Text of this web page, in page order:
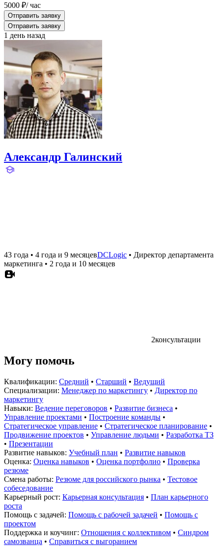
5000 ₽/ час
Отправить заявку
Отправить заявку
1 день назад
Александр Галинский
43 года • 4 года и 9 месяцевDCLogic • Директор департамента
маркетинга • 2 года и 10 месяцев
2консультации
Могу помочь
Квалификации: Средний • Старший • Ведущий
Специализации: Менеджер по маркетингу • Директор по
маркетингу
Навыки: Ведение переговоров • Развитие бизнеса •
Управление проектами • Построение команды •
Стратегическое управление • Стратегическое планирование •
Продвижение проектов • Управление людьми • Разработка ТЗ
• Презентации
Развитие навыков: Учебный план • Развитие навыков
Оценка: Оценка навыков • Оценка портфолио • Проверка
резюме
Смена работы: Резюме для российского рынка • Тестовое
собеседование
Карьерный рост: Карьерная консультация • План карьерного
роста
Помощь с задачей: Помощь с рабочей задачей • Помощь с
проектом
Поддержка и коучинг: Отношения с коллективом • Синдром
самозванца • Справиться с выгоранием